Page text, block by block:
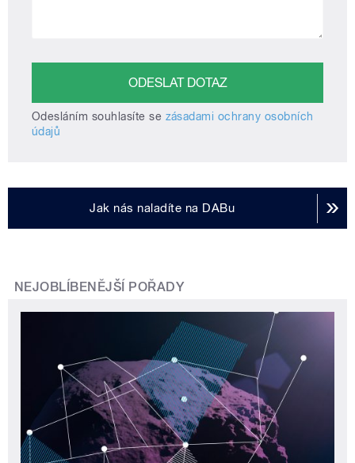
Odesláním souhlasíte se zásadami ochrany osobních
údajů
Jak nás naladíte na DABu
NEJOBLÍBENĚJŠÍ POŘADY